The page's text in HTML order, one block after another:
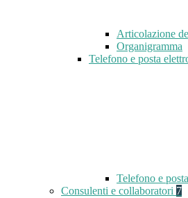
Articolazione
Organigramma
Telefono e posta
Telefono e
Consulenti e collaboratori 7